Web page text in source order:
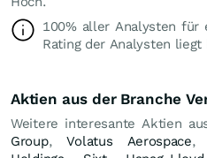
100% aller Analysten für
Rating der Analysten
Aktien aus der Branche
Weitere interesante Aktien
Group,Volatus Aerospace,